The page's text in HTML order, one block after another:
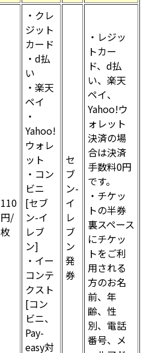
110
円/
枚
・クレ
ジット
カード
・d払
い
・楽天
ペイ
・
Yahoo!
ウォレ
ット
・コン
ビニ
[セブ
ン-イ
レブ
ン]
・イー
コンテ
クスト
[コン
ビニ、
Pay-
easy対
セ
ブ
ン-
イ
レ
ブ
ン
発
券
・レジッ
トカー
ド、d払
い、楽天
ペイ、
Yahoo!ウ
ォレット
決済の場
合は決済
手数料0円
です。
・チケッ
トの半券
裏スペース
にチケッ
トをご利
用される
方のお名
前、年
齢、性
別、電話
番号、メ